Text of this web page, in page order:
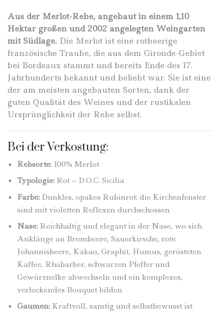
Aus der Merlot-Rebe, angebaut in einem 1,10
Hektar großen und 2002 angelegten Weingarten
mit Südlage. Die Merlot ist eine rotbeerige
französische Traube, die aus dem Gironde-Gebiet
bei Bordeaux stammt und bereits Ende des 17.
Jahrhunderts bekannt und beliebt war. Sie ist eine
der am meisten angebauten Sorten, dank der
guten Qualität des Weines und der rustikalen
Ursprünglichkeit der Rebe selbst.
Bei der Verkostung:
Rebsorte: 100% Merlot
Typologie: Rot – D.O.C. Sicilia
Farbe: Dunkles, opakes Rubinrot; die Kirchenfenster
sind mit violetten Reflexen durchschossen
Nase: Reichhaltig und elegant in der Nase, wo sich
Anklänge an Brombeere, Sauerkirsche, rote
Johannisbeere, Kakao, Graphit, Humus, gerösteten
Kaffee, Rhabarber, schwarzen Pfeffer und
Gewürznelke abwechseln und ein komplexes,
verlockendes Bouquet bilden
Gaumen: Kraftvoll, samtig und selbstbewusst ist